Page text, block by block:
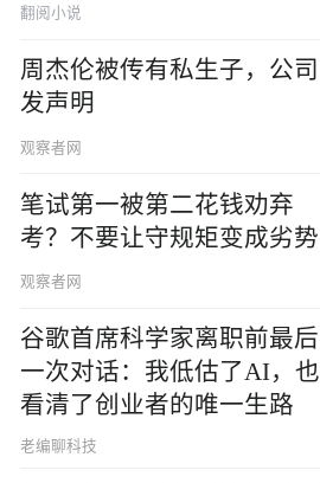
翻阅小说
周杰伦被传有私生子，公司
发声明
观察者网
笔试第一被第二花钱劝弃
考？不要让守规矩变成劣势
观察者网
谷歌首席科学家离职前最后
一次对话：我低估了AI，也
看清了创业者的唯一生路
老编聊科技